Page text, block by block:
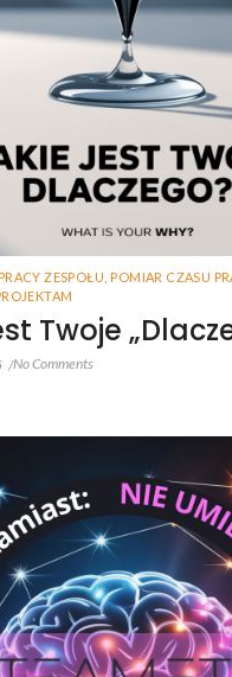
ZESPOŁU POMIAR CZASU
Twoje
/No Comments